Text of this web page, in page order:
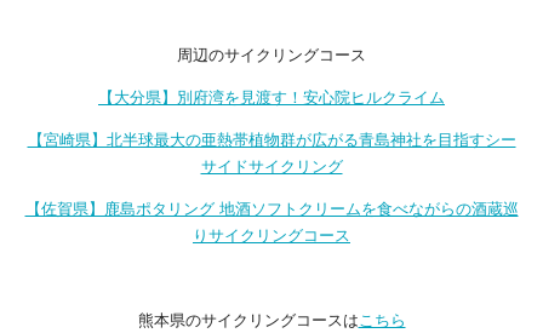
周辺のサイクリングコース
【大分県】別府湾を見渡す！安心院ヒルクライム
【宮崎県】北半球最大の亜熱帯植物群が広がる青島神社を目指すシー
サイドサイクリング
【佐賀県】鹿島ポタリング 地酒ソフトクリームを食べながらの酒蔵巡
りサイクリングコース
熊本県のサイクリングコースは こちら